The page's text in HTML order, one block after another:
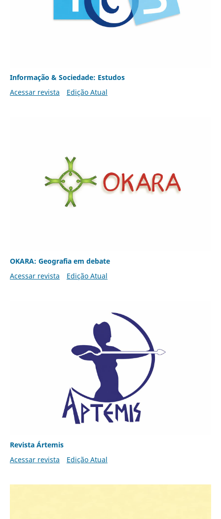
Informação & Sociedade: Estudos
Acessar revista
Edição Atual
OKARA: Geografia em debate
Acessar revista
Edição Atual
Revista Ártemis
Acessar revista
Edição Atual